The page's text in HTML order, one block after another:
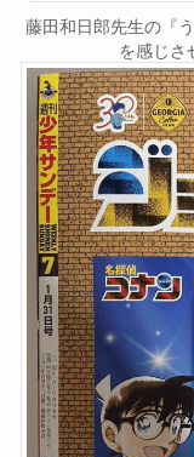
藤田和日郎先生の『
を感じさ